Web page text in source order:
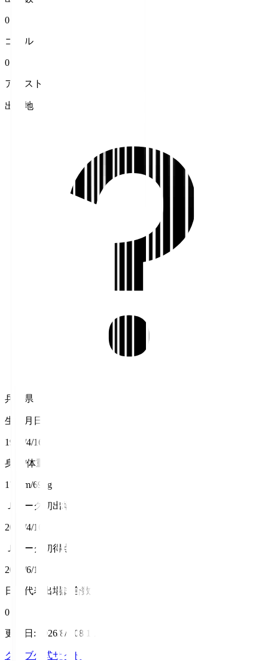
0
ゴール
0
アシスト
出身地
兵庫県
生年月日
1994/4/16
身長/体重
170cm/69kg
Ｊリーグ初出場
2017/4/16
Ｊリーグ初得点
2017/6/18
日本代表出場試合数
0
更新日 : 2026/8/7 08:11
クラブ公式サイト